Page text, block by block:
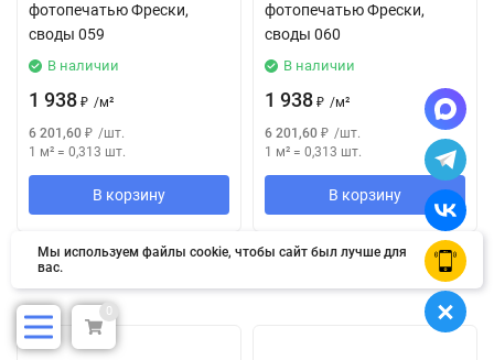
фотопечатью Фрески,
своды 059
В наличии
1 938 ₽ /м²
6 201,60 ₽ /шт.
1 м² = 0,313 шт.
В корзину
фотопечатью Фрески,
своды 060
В наличии
1 938 ₽ /м²
6 201,60 ₽ /шт.
1 м² = 0,313 шт.
В корзину
0
Мы используем файлы cookie, чтобы сайт был лучше для
вас.
OK